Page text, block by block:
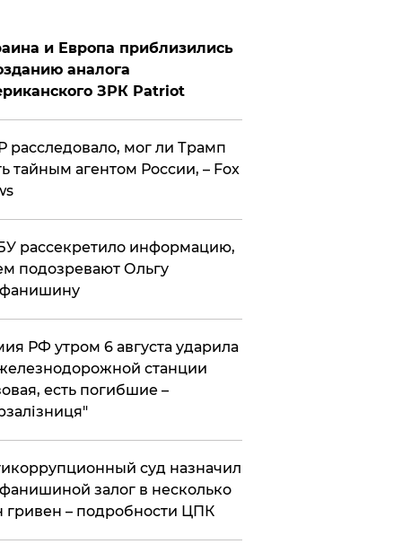
и Европа приблизились
аналога
ЗРК Patriot
расследовало, мог ли Трамп
тайным агентом России, – Fox
рассекретило информацию,
подозревают Ольгу
РФ утром 6 августа ударила
станции
есть погибшие –
суд назначил
залог в несколько
гривен – подробности ЦПК